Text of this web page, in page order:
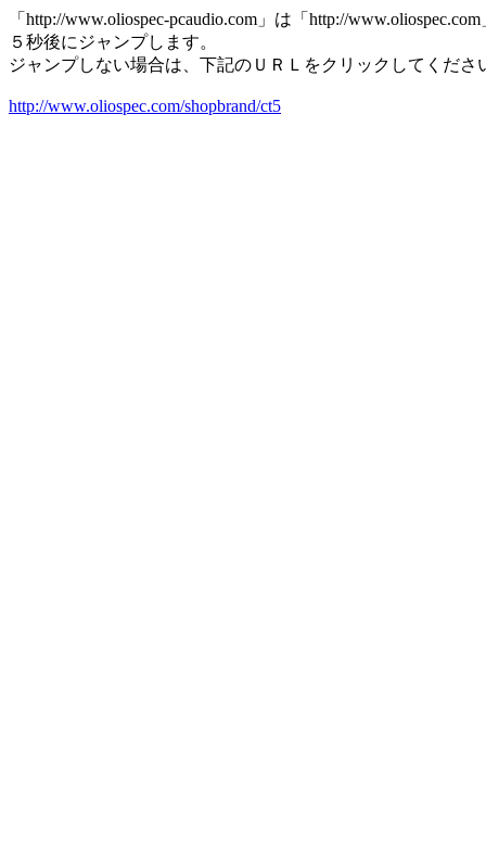
「http://www.oliospec-pcaudio.com」は「http://
５秒後にジャンプします。
ジャンプしない場合は、下記のＵＲＬをクリックしてくださ
http://www.oliospec.com/shopbrand/ct5